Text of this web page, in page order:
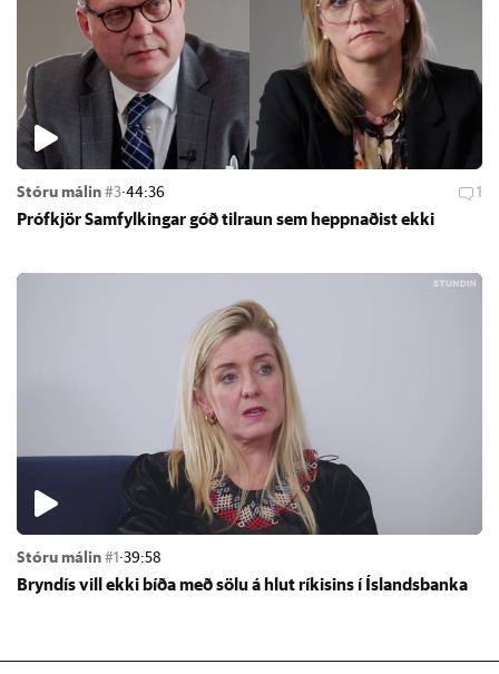
Stóru málin#3·44:36 1
Próf­kjör Sam­fylk­ing­ar góð til­raun sem heppn­að­ist ekki
Stóru málin#1·39:58
Bryn­dís vill ekki bíða með sölu á hlut rík­is­ins í Ís­lands­banka